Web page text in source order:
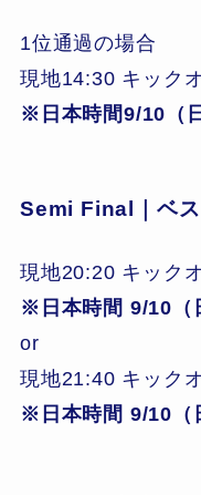
1位通過の場合
現地14:30 キック
※日本時間9/10（
Semi Final｜ベ
現地20:20 キック
※日本時間 9/10（
or
現地21:40 キック
※日本時間 9/10（